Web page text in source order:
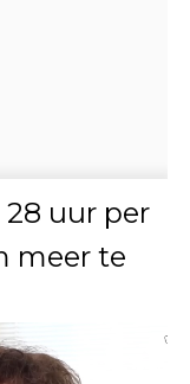
uur per
meer te